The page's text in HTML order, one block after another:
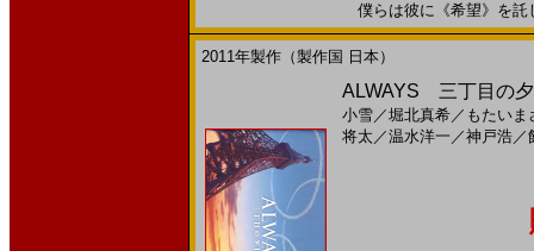
僕らは彼に《希望》を
2011年製作（製作国 日本）
ALWAYS 三丁目の
小雪／堀北真希／ もたいま
将太 ／温水洋一 ／神戸浩／